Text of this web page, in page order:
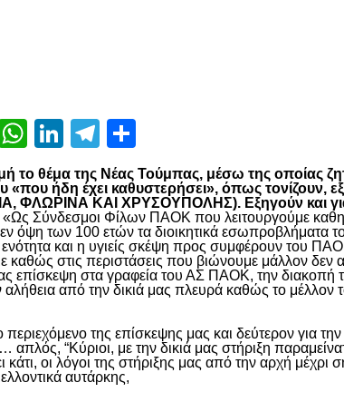
WhatsApp
LinkedIn
Telegram
το θέμα της Νέας Τούμπας, μέσω της οποίας
«που ήδη έχει καθυστερήσει», όπως
ΚΑΙ ΧΡΥΣΟΥΠΟΛΗΣ). Εξηγούν και
«Ως Σύνδεσμοι Φίλων ΠΑΟΚ που λειτουργούμε
όψη των 100 ετών τα διοικητικά εσωπροβλήματα
ενότητα και η υγιείς σκέψη προς συμφέρουν του
στις περιστάσεις που βιώνουμε μάλλον δεν
επίσκεψη στα γραφεία του ΑΣ ΠΑΟΚ, την διακοπή
από την δικιά μας πλευρά καθώς το μέλλον
της επίσκεψης μας και δεύτερον για
“Κύριοι, με την δικιά μας στήριξη
κάτι, οι λόγοι της στήριξης μας από την αρχή μέχρι
αυτάρκης,